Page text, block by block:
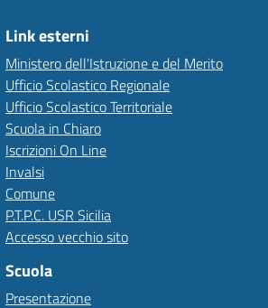
Link esterni
Ministero dell'Istruzione e del Merito
Ufficio Scolastico Regionale
Ufficio Scolastico Territoriale
Scuola in Chiaro
Iscrizioni On Line
Invalsi
Comune
P.T.P.C. USR Sicilia
Accesso vecchio sito
Scuola
Presentazione